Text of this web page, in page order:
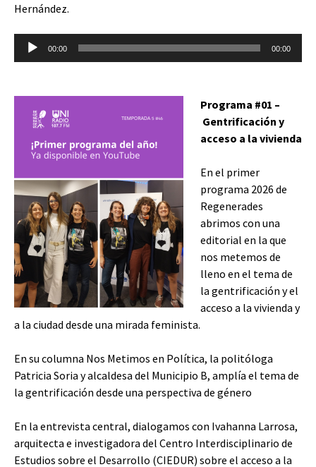
Hernández.
Reproductor
00:00 00:00
Programa #01 –
Gentrificación y
acceso a la vivienda
En el primer
programa 2026 de
Regenerades
abrimos con una
editorial en la que
nos metemos de
lleno en el tema de
la gentrificación y el
acceso a la vivienda y
a la ciudad desde una mirada feminista.
En su columna Nos Metimos en Política, la politóloga
Patricia Soria y alcaldesa del Municipio B, amplía el tema de
la gentrificación desde una perspectiva de género
En la entrevista central, dialogamos con Ivahanna Larrosa,
arquitecta e investigadora del Centro Interdisciplinario de
Estudios sobre el Desarrollo (CIEDUR) sobre el acceso a la